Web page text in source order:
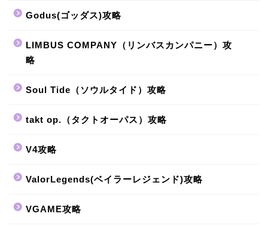
Godus(ゴッダス)攻略
LIMBUS COMPANY（リンバスカンパニー）攻
略
Soul Tide（ソウルタイド）攻略
takt op.（タクトオーパス）攻略
V4攻略
ValorLegends(ベイラーレジェンド)攻略
VGAME攻略